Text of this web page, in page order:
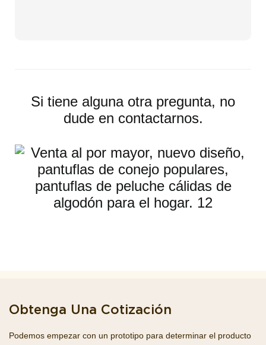
Si tiene alguna otra pregunta, no
dude en contactarnos.
Obtenga Una Cotización
Podemos empezar con un prototipo para determinar el producto